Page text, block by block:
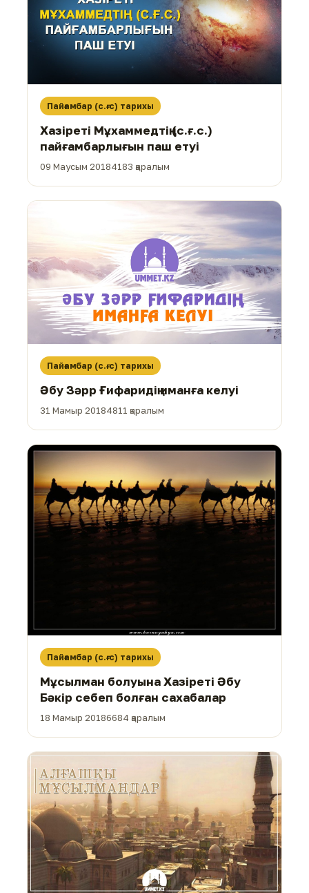
Пайғамбар (с.ғ.с) тарихы
Хазіреті Мұхаммедтің (с.ғ.с.)
пайғамбарлығын паш етуі
09 Маусым 20184183 қаралым
Пайғамбар (с.ғ.с) тарихы
Әбу Зәрр Ғифаридің иманға келуі
31 Мамыр 20184811 қаралым
Пайғамбар (с.ғ.с) тарихы
Мұсылман болуына Хазіреті Әбу
Бәкір себеп болған сахабалар
18 Мамыр 20186684 қаралым